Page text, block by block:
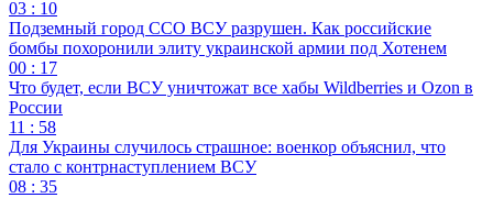
03 : 10
Подземный город ССО ВСУ разрушен. Как российские
бомбы похоронили элиту украинской армии под Хотенем
00 : 17
Что будет, если ВСУ уничтожат все хабы Wildberries и Ozon в
России
11 : 58
Для Украины случилось страшное: военкор объяснил, что
стало с контрнаступлением ВСУ
08 : 35